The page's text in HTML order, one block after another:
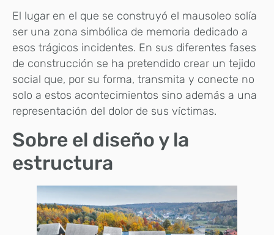
El lugar en el que se construyó el mausoleo solía
ser una zona simbólica de memoria dedicado a
esos trágicos incidentes. En sus diferentes fases
de construcción se ha pretendido crear un tejido
social que, por su forma, transmita y conecte no
solo a estos acontecimientos sino además a una
representación del dolor de sus víctimas.
Sobre el diseño y la
estructura